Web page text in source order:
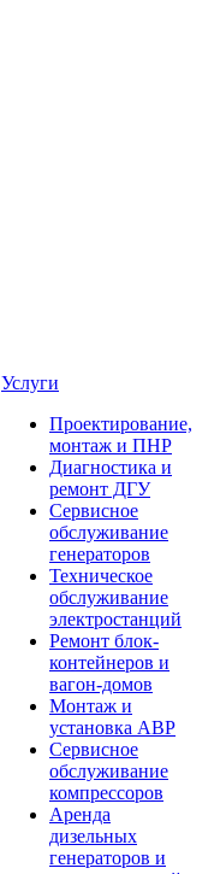
Услуги
Проектирование,
монтаж и ПНР
Диагностика и
ремонт ДГУ
Сервисное
обслуживание
генераторов
Техническое
обслуживание
электростанций
Ремонт блок-
контейнеров и
вагон-домов
Монтаж и
установка АВР
Сервисное
обслуживание
компрессоров
Аренда
дизельных
генераторов и